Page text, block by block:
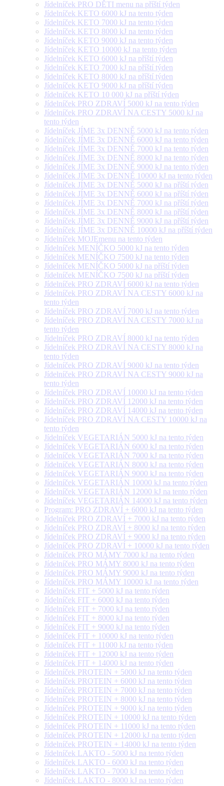
Jídelníček PRO DĚTI menu na příští týden
Jídelníček KETO 6000 kJ na tento týden
Jídelníček KETO 7000 kJ na tento týden
Jídelníček KETO 8000 kJ na tento týden
Jídelníček KETO 9000 kJ na tento týden
Jídelníček KETO 10000 kJ na tento týden
Jídelníček KETO 6000 kJ na příští týden
Jídelníček KETO 7000 kJ na příští týden
Jídelníček KETO 8000 kJ na příští týden
Jídelníček KETO 9000 kJ na příští týden
Jídelníček KETO 10 000 kJ na příští týden
Jídelníček PRO ZDRAVÍ 5000 kJ na tento týden
Jídelníček PRO ZDRAVÍ NA CESTY 5000 kJ na
tento týden
Jídelníček JÍME 3x DENNĚ 5000 kJ na tento týden
Jídelníček JÍME 3x DENNĚ 6000 kJ na tento týden
Jídelníček JÍME 3x DENNĚ 7000 kJ na tento týden
Jídelníček JÍME 3x DENNĚ 8000 kJ na tento týden
Jídelníček JÍME 3x DENNĚ 9000 kJ na tento týden
Jídelníček JÍME 3x DENNĚ 10000 kJ na tento týden
Jídelníček JÍME 3x DENNĚ 5000 kJ na příští týden
Jídelníček JÍME 3x DENNĚ 6000 kJ na příští týden
Jídelníček JÍME 3x DENNĚ 7000 kJ na příští týden
Jídelníček JÍME 3x DENNĚ 8000 kJ na příští týden
Jídelníček JÍME 3x DENNĚ 9000 kJ na příští týden
Jídelníček JÍME 3x DENNĚ 10000 kJ na příští týden
Jídelníček MOJEmenu na tento týden
Jídelníček MENÍČKO 5000 kJ na tento týden
Jídelníček MENÍČKO 7500 kJ na tento týden
Jídelníček MENÍČKO 5000 kJ na příští týden
Jídelníček MENÍČKO 7500 kJ na příští týden
Jídelníček PRO ZDRAVÍ 6000 kJ na tento týden
Jídelníček PRO ZDRAVÍ NA CESTY 6000 kJ na
tento týden
Jídelníček PRO ZDRAVÍ 7000 kJ na tento týden
Jídelníček PRO ZDRAVÍ NA CESTY 7000 kJ na
tento týden
Jídelníček PRO ZDRAVÍ 8000 kJ na tento týden
Jídelníček PRO ZDRAVÍ NA CESTY 8000 kJ na
tento týden
Jídelníček PRO ZDRAVÍ 9000 kJ na tento týden
Jídelníček PRO ZDRAVÍ NA CESTY 9000 kJ na
tento týden
Jídelníček PRO ZDRAVÍ 10000 kJ na tento týden
Jídelníček PRO ZDRAVÍ 12000 kJ na tento týden
Jídelníček PRO ZDRAVÍ 14000 kJ na tento týden
Jídelníček PRO ZDRAVÍ NA CESTY 10000 kJ na
tento týden
Jídelníček VEGETARIÁN 5000 kJ na tento týden
Jídelníček VEGETARIÁN 6000 kJ na tento týden
Jídelníček VEGETARIÁN 7000 kJ na tento týden
Jídelníček VEGETARIÁN 8000 kJ na tento týden
Jídelníček VEGETARIÁN 9000 kJ na tento týden
Jídelníček VEGETARIÁN 10000 kJ na tento týden
Jídelníček VEGETARIÁN 12000 kJ na tento týden
Jídelníček VEGETARIÁN 14000 kJ na tento týden
Program: PRO ZDRAVÍ + 6000 kJ na tento týden
Jídelníček PRO ZDRAVÍ + 7000 kJ na tento týden
Jídelníček PRO ZDRAVÍ + 8000 kJ na tento týden
Jídelníček PRO ZDRAVÍ + 9000 kJ na tento týden
Jídelníček PRO ZDRAVÍ + 10000 kJ na tento týden
Jídelníček PRO MÁMY 7000 kJ na tento týden
Jídelníček PRO MÁMY 8000 kJ na tento týden
Jídelníček PRO MÁMY 9000 kJ na tento týden
Jídelníček PRO MÁMY 10000 kJ na tento týden
Jídelníček FIT + 5000 kJ na tento týden
Jídelníček FIT + 6000 kJ na tento týden
Jídelníček FIT + 7000 kJ na tento týden
Jídelníček FIT + 8000 kJ na tento týden
Jídelníček FIT + 9000 kJ na tento týden
Jídelníček FIT + 10000 kJ na tento týden
Jídelníček FIT + 11000 kJ na tento týden
Jídelníček FIT + 12000 kJ na tento týden
Jídelníček FIT + 14000 kJ na tento týden
Jídelníček PROTEIN + 5000 kJ na tento týden
Jídelníček PROTEIN + 6000 kJ na tento týden
Jídelníček PROTEIN + 7000 kJ na tento týden
Jídelníček PROTEIN + 8000 kJ na tento týden
Jídelníček PROTEIN + 9000 kJ na tento týden
Jídelníček PROTEIN + 10000 kJ na tento týden
Jídelníček PROTEIN + 11000 kJ na tento týden
Jídelníček PROTEIN + 12000 kJ na tento týden
Jídelníček PROTEIN + 14000 kJ na tento týden
Jídelníček LAKTO - 5000 kJ na tento týden
Jídelníček LAKTO - 6000 kJ na tento týden
Jídelníček LAKTO - 7000 kJ na tento týden
Jídelníček LAKTO - 8000 kJ na tento týden